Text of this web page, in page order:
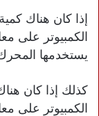
إذا كان هناك
الكمبيوتر على
يستخدمها
كذلك إذا كان
الكمبيوتر على